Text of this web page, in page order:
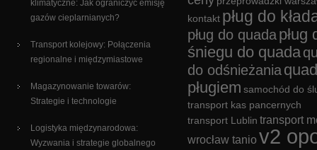
klimatyczne: Jak ograniczyć emisję
gazów cieplarnianych?
Transport kolejowy: Połączenia
regionalne i międzymiastowe
Magazynowanie towarów:
Strategie i technologie
Logistyka międzynarodowa:
Wyzwania i strategie globalnego
kontakt pług do
pług do quada pług
śniegu do quada
do odśnieżania
pługiem samochód do
transport kas pancernych
transport Lublin transport
wrocław tanio v2